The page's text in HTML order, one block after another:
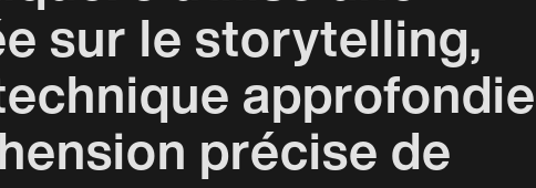
sur le storytelling,
approfondie
précise de